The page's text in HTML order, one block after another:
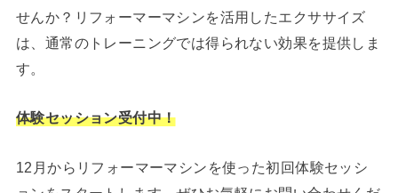
せんか？リフォーマーマシンを活用したエクササイズ
は、通常のトレーニングでは得られない効果を提供しま
す。
体験セッション受付中！
12月からリフォーマーマシンを使った初回体験セッシ